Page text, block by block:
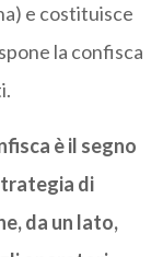
e costituisce
la confisca
è il segno
di
da un lato,